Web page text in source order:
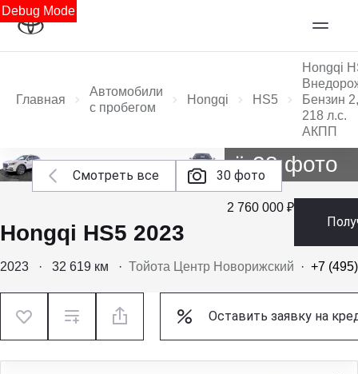
Debug Mode
Главная
Автомобили
с пробегом
Hongqi HS5
Hongqi
Бензин
218 л.с.
АКПП
Смотреть все 30 фото
Ещё 28 фото
Hongqi HS5 2023
2 760 000 ₽
2023 · 32 619 км · Тойота Центр Новорижский · +7
Оставить заявку на